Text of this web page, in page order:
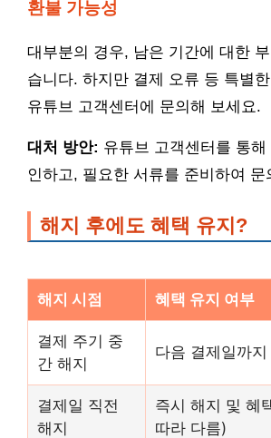
환불 가능성
대부분의 경우, 남은 기간에 대한
습니다. 하지만 결제 오류 등 특별
유튜브 고객센터에 문의해 보세요.
대처 방안: 유튜브 고객센터를 통
인하고, 필요한 서류를 준비하여 문
해지 후에도 혜택 유지?
해지 시점 혜택 유지 여부
결제 주기 중
간 해지
다음 결제일까
결제일 직전
해지
즉시 해지 및 혜
따라 다름)